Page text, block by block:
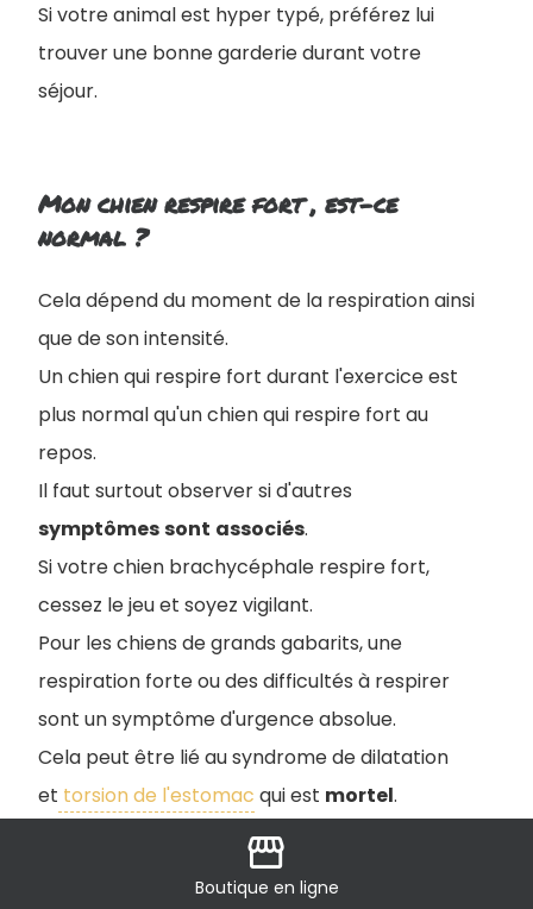
Si votre animal est hyper typé, préférez lui
trouver une bonne garderie durant votre
séjour.
Mon chien respire fort , est-ce
normal ?
Cela dépend du moment de la respiration ainsi
que de son intensité.
Un chien qui respire fort durant l'exercice est
plus normal qu'un chien qui respire fort au
repos.
Il faut surtout observer si d'autres
symptômessont associés.
Si votre chien brachycéphale respire fort,
cessez le jeu et soyez vigilant.
Pour les chiens de grands gabarits, une
respiration forte ou des difficultés à respirer
sont un symptôme d'urgence absolue.
Cela peut être lié au syndrome de dilatation
et torsion de l'estomac qui est mortel.
storefront
Boutique en ligne